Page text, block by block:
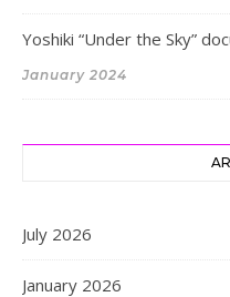
Yoshiki “Under the Sky”
January 2024
July 2026
January 2026